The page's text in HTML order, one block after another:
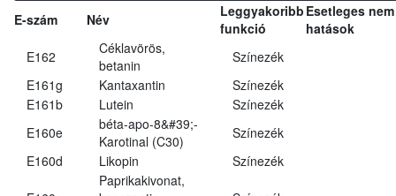
E-szám Név
Leggyakoribb
funkció
Esetleges
hatások
E162
Céklavörös,
betanin
Színezék
E161g
Kantaxantin
Színezék
E161b
Lutein
Színezék
E160e
béta-apo-8&#39;-
Karotinal (C30)
Színezék
E160d
Likopin Színezék
Paprikakivonat,